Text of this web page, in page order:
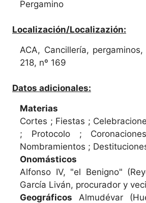
Pergamino
Localización/Localizazión:
ACA, Cancillería,
218, nº 169
Datos adicionales:
Materias
Cortes ; Fiestas ;
; Protocolo ;
Nombramientos ;
Onomásticos
Alfonso IV, "el Benigno"
García Liván, procurador y
Geográficos Almudévar